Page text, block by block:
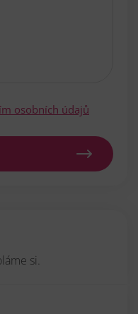
osobních údajů
si.